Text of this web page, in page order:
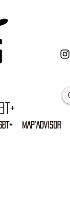
MAP'ADVISOR